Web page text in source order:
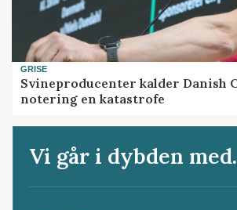
GRISE
Svineproducenter kalder Danish
notering en katastrofe
Vi går i dybden